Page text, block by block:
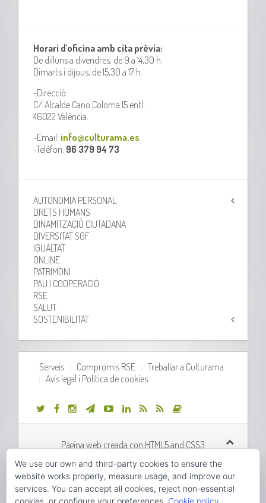
Horari d'oficina amb cita prèvia:
De dilluns a divendres, de 9 a 14,30 h.
Dimarts i dijous, de 15,30 a 17 h.
-Direcció:
C/ Alcalde Cano Coloma 15 entl.
46022 València.
-Email: info@culturama.es
-Telèfon: 96 379 94 73
AUTONOMIA PERSONAL
DRETS HUMANS
DINAMITZACIÓ CIUTADANA
DIVERSITAT SGF
IGUALTAT
ONLINE
PATRIMONI
PAU I COOPERACIÓ
RSE
SALUT
SOSTENIBILITAT
Serveis Compromis RSE
Treballar a Culturama
Avís legal i Política de cookies
Página web creada con HTML5 and CSS3
Desarrollo web realizado porOrix Systems
We use our own and third-party cookies to ensure the
website works properly, measure usage, and improve our
services. You can accept all cookies, reject non-essential
cookies, or configure your preferences. Cookie policy